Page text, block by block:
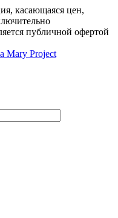
касающаяся цен,
публичной офертой
Mary Project